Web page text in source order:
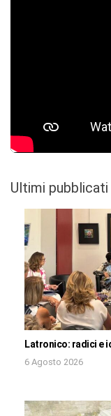
Ultimi pubblicati
Latronico: radici e
6 Agosto 2026